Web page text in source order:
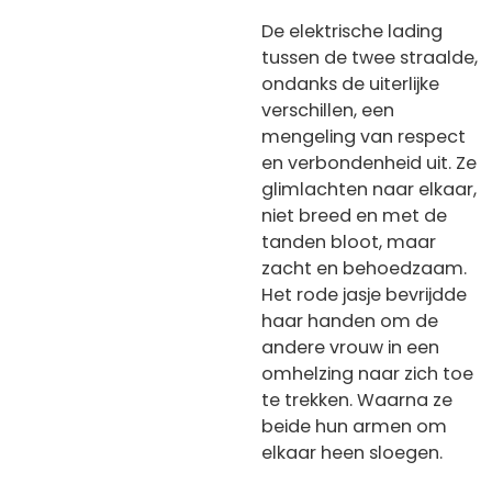
De elektrische lading
tussen de twee straalde,
ondanks de uiterlijke
verschillen, een
mengeling van respect
en verbondenheid uit. Ze
glimlachten naar elkaar,
niet breed en met de
tanden bloot, maar
zacht en behoedzaam.
Het rode jasje bevrijdde
haar handen om de
andere vrouw in een
omhelzing naar zich toe
te trekken. Waarna ze
beide hun armen om
elkaar heen sloegen.